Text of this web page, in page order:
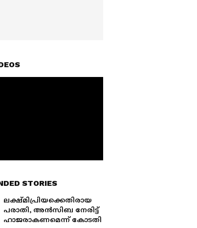
STORIES
ലക്ഷ്മിപ്രിയക്കെതിരായ
പരാതി, അൻസിബ നേരിട്ട്
ഹാജരാകണമെന്ന് കോടതി